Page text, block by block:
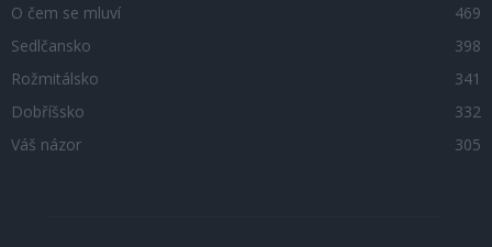
O čem se mluví
469
Sedlčansko
398
Rožmitálsko
341
Dobříšsko
332
Váš názor
305